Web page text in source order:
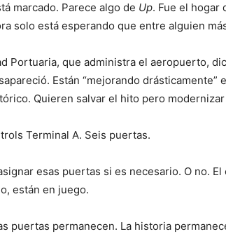
marcado. Parece algo de Up. Fue el hogar
solo está esperando que entre alguien
Portuaria, que administra el aeropuerto,
Están “mejorando
Quieren salvar el hito pero
Terminal A. Seis puertas.
esas puertas si es necesario. O no.
están en juego.
puertas permanecen. La historia